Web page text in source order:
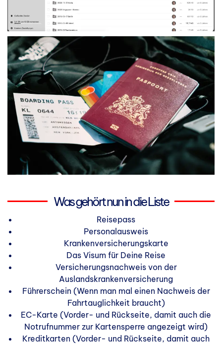
Was gehört nun in die Liste
Reisepass
Personalausweis
Krankenversicherungskarte
Das Visum für Deine Reise
Versicherungsnachweis von der
Auslandskrankenversicherung
Führerschein (Wenn man mal einen Nachweis der
Fahrtauglichkeit braucht)
EC-Karte (Vorder- und Rückseite, damit auch die
Notrufnummer zur Kartensperre angezeigt wird)
Kreditkarten (Vorder- und Rückseite, damit auch